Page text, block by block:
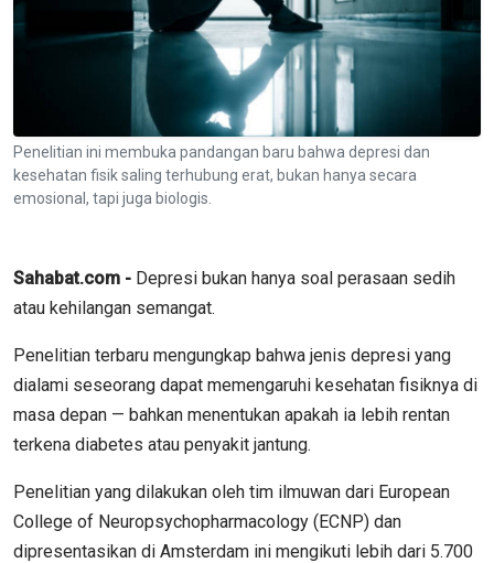
Penelitian ini membuka pandangan baru bahwa depresi dan
kesehatan fisik saling terhubung erat, bukan hanya secara
emosional, tapi juga biologis.
Sahabat.com - Depresi bukan hanya soal perasaan sedih
atau kehilangan semangat.
Penelitian terbaru mengungkap bahwa jenis depresi yang
dialami seseorang dapat memengaruhi kesehatan fisiknya di
masa depan — bahkan menentukan apakah ia lebih rentan
terkena diabetes atau penyakit jantung.
Penelitian yang dilakukan oleh tim ilmuwan dari European
College of Neuropsychopharmacology (ECNP) dan
dipresentasikan di Amsterdam ini mengikuti lebih dari 5.700